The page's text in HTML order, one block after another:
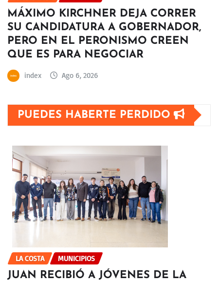
MÁXIMO KIRCHNER DEJA CORRER
SU CANDIDATURA A GOBERNADOR,
PERO EN EL PERONISMO CREEN
QUE ES PARA NEGOCIAR
index Ago 6, 2026
PUEDES HABERTE PERDIDO
LA COSTA MUNICIPIOS
JUAN RECIBIÓ A JÓVENES DE LA